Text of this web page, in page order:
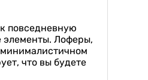
повседневную
элементы. Лоферы,
минималистичном
что вы будете